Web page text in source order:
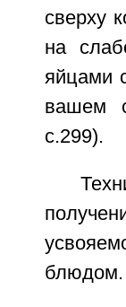
сверху
на
яйцами
вашем
с.299).
блюдом.